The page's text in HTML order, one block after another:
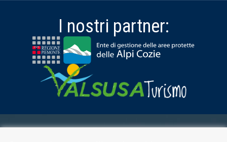
I nostri partner: